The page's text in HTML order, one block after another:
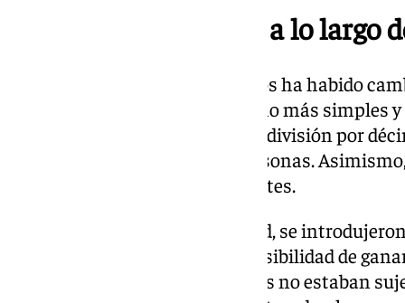
Cambios en el sorteo a lo largo
Está claro que durante dos siglos ha habido
principio los billetes eran mucho más simples
décimos como ahora, así que la división por
facilitar la participación de personas.
series y los números participantes.
Conforme crecía en popularidad, se
para que hubiera una mayor posibilidad de
contrario que ahora, los premios no estaban